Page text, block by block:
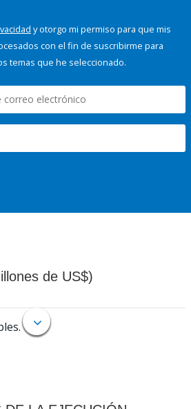
y otorgo mi permiso para que mis
con el fin de suscribirme para
temas que he seleccionado.
de US$)